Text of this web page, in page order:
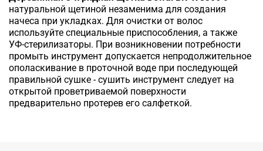
натуральной щетиной незаменима для создания
начеса при укладках. Для очистки от волос
используйте специальные приспособления, а также
УФ-стерилизаторы. При возникновении потребности
промыть инструмент допускается непродолжительное
ополаскивание в проточной воде при последующей
правильной сушке - сушить инструмент следует на
открытой проветриваемой поверхности
предварительно протерев его салфеткой.